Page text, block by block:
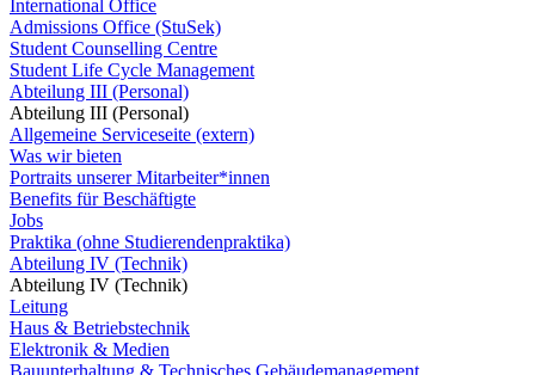
International Office
Admissions Office (StuSek)
Student Counselling Centre
Student Life Cycle Management
Abteilung III (Personal)
Abteilung III (Personal)
Allgemeine Serviceseite (extern)
Was wir bieten
Portraits unserer Mitarbeiter*innen
Benefits für Beschäftigte
Jobs
Praktika (ohne Studierendenpraktika)
Abteilung IV (Technik)
Abteilung IV (Technik)
Leitung
Haus & Betriebstechnik
Elektronik & Medien
Bauunterhaltung & Technisches Gebäudemanagement